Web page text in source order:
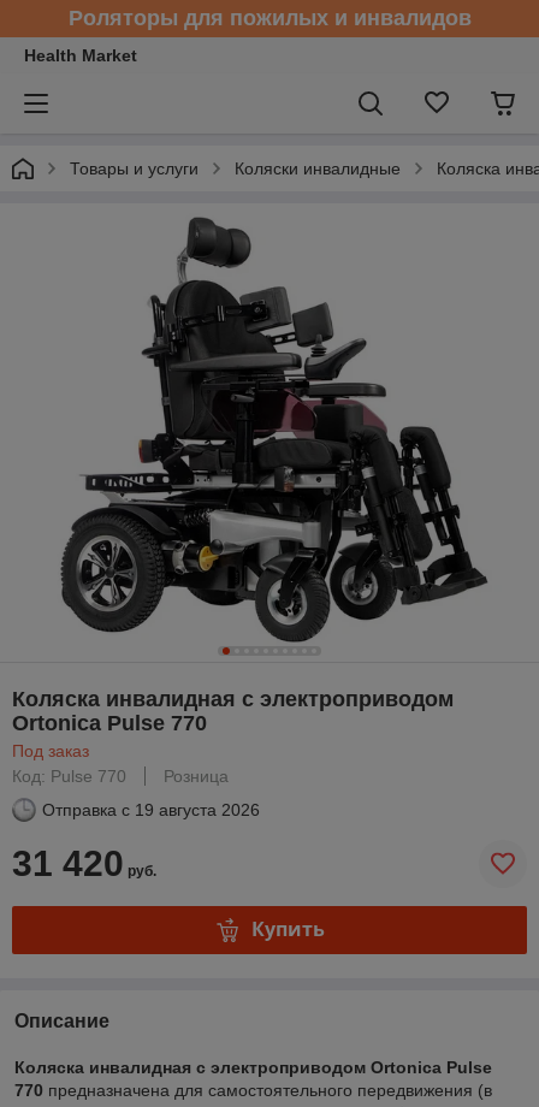
Роляторы для пожилых и инвалидов
Health Market
Товары и услуги Коляски инвалидные Коляска
Коляска инвалидная с электроприводом
Ortonica Pulse 770
Под заказ
Код: Pulse 770
Розница
Отправка с 19 августа 2026
31 420 руб.
Купить
Описание
Коляска инвалидная с электроприводом Ortonica Pulse
770 предназначена для самостоятельного передвижения (в